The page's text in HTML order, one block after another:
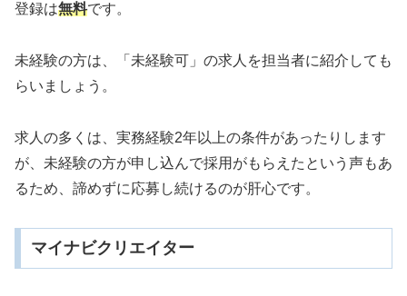
登録は無料です。
未経験の方は、「未経験可」の求人を担当者に紹介しても
らいましょう。
求人の多くは、実務経験2年以上の条件があったりします
が、未経験の方が申し込んで採用がもらえたという声もあ
るため、諦めずに応募し続けるのが肝心です。
マイナビクリエイター